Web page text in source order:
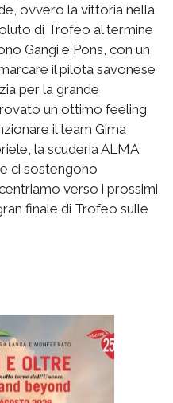
ovvero la vittoria nella
di Trofeo al termine
Gangi e Pons, con un
il pilota savonese
per la grande
un ottimo feeling
il team Gima
la scuderia ALMA
ci sostengono
verso i prossimi
finale di Trofeo sulle